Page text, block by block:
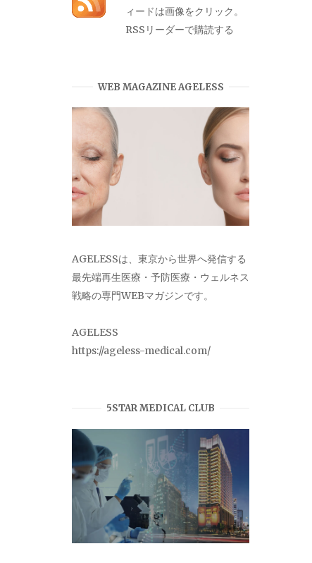
ィードは画像をクリック。
RSSリーダーで購読する
WEB MAGAZINE AGELESS
AGELESSは、東京から世界へ発信する
最先端再生医療・予防医療・ウェルネス
戦略の専門WEBマガジンです。
AGELESS
https://ageless-medical.com/
5STAR MEDICAL CLUB